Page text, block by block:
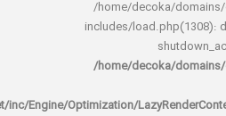
/home/
includes/
/home/
rocket/inc/Engine/Optimization/